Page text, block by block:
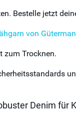
Bestelle jetzt
von
zum Trocknen.
Denim für